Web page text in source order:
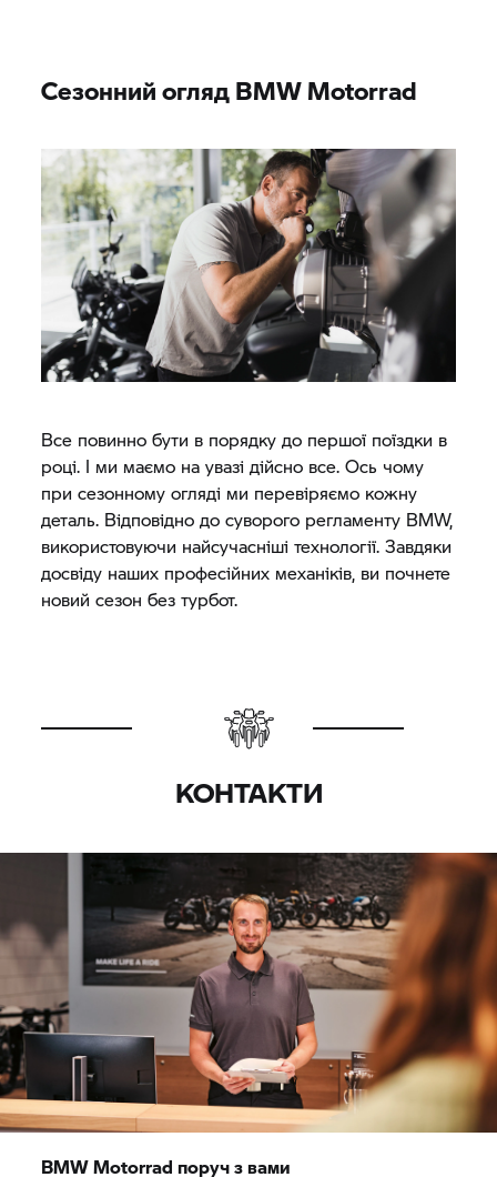
Сезонний оглядBMW Motorrad
Все повинно бути в порядку до першої поїздки в
році. І ми маємо на увазі дійсно все. Ось чому
при сезонному огляді ми перевіряємо кожну
деталь. Відповідно до суворого регламенту BMW,
використовуючи найсучасніші технології. Завдяки
досвіду наших професійних механіків, ви почнете
новий сезон без турбот.
КОНТАКТИ
BMW Motorrad поруч з вами